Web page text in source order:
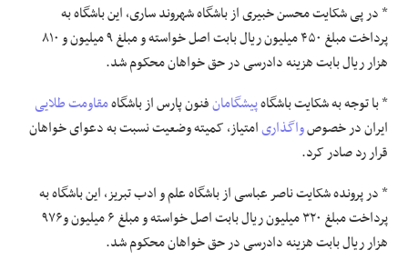
* در پی شکایت محسن خبیری از باشگاه شهروند ساری، این باشگاه به
پرداخت مبلغ ۴۵۰ میلیون ریال بابت اصل خواسته و مبلغ ۹ میلیون و ۸۱۰
هزار ریال بابت هزینه دادرسی در حق خواهان محکوم شد.
* با توجه به شکایت باشگاهپیشگامانفنون پارس از باشگاهمقاومتطلایی
ایران در خصوصواگذاریامتیاز، کمیته وضعیت نسبت به دعوای خواهان
قرار رد صادر کرد.
* در پرونده شکایت ناصر عباسی از باشگاه علم و ادب تبریز، این باشگاه به
پرداخت مبلغ ۳۲۰ میلیون ریال بابت اصل خواسته و مبلغ ۶ میلیون و۹۷۶
هزار ریال بابت هزینه دادرسی در حق خواهان محکوم شد.